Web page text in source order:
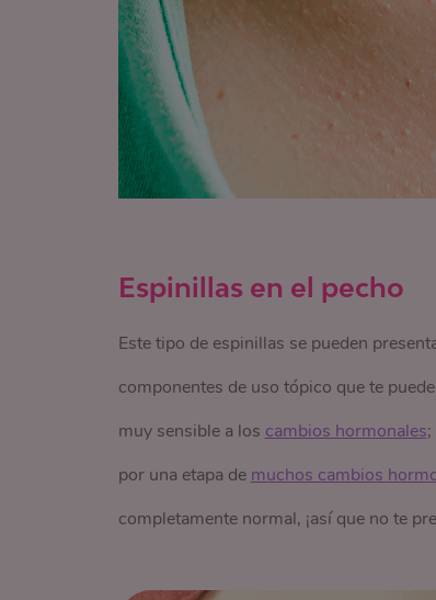
Espinillas en el pecho
Este tipo de espinillas se pueden
componentes de uso tópico que te
muy sensible a los cambios hormonales
por una etapa de muchos cambios
completamente normal, ¡así que no te